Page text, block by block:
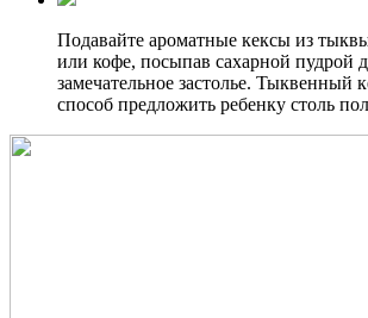
Подавайте ароматные кексы из
или кофе, посыпав сахарной пудрой
замечательное застолье.
способ предложить ребенку столь